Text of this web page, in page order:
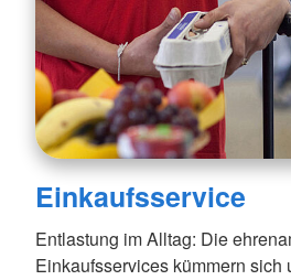
Einkaufsservice
Entlastung im Alltag: Die
Einkaufsservices kümmern sich